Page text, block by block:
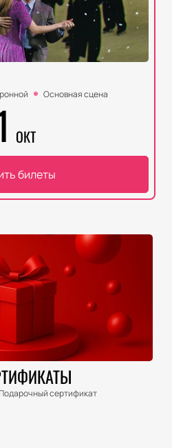
Основная сцена
ОКТ
билеты
сертификат